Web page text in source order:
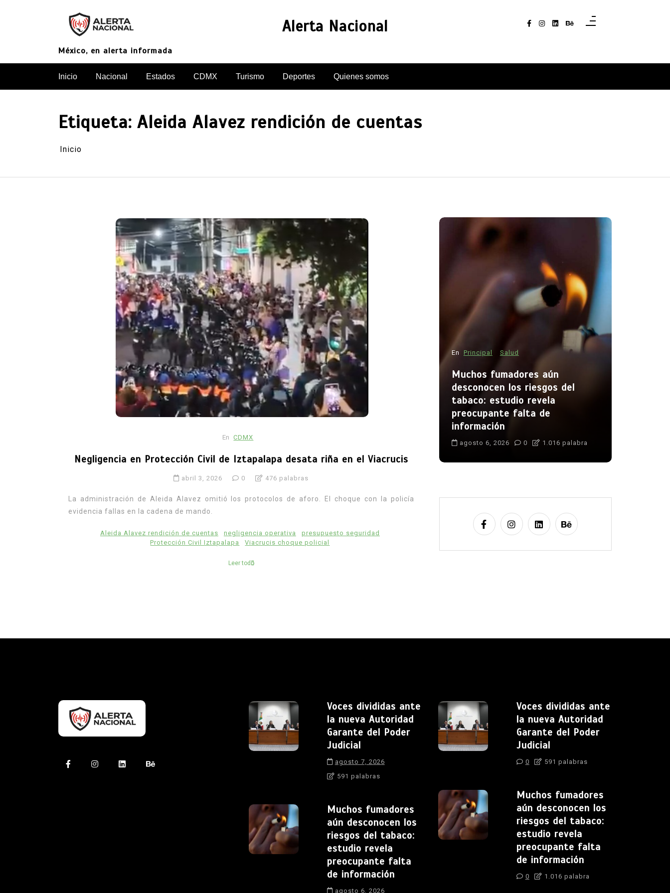
Alerta Nacional
México, en alerta informada
Inicio Nacional Estados CDMX Turismo Deportes Quienes somos
Etiqueta: Aleida Alavez rendición de cuentas
Inicio
En CDMX
Negligencia en Protección Civil de Iztapalapa desata riña en el Viacrucis
abril 3, 2026 0 476 palabras
La administración de Aleida Alavez omitió los protocolos de aforo. El choque con la policía
evidencia fallas en la cadena de mando.
Aleida Alavez rendición de cuentas negligencia operativa
presupuesto seguridad
Protección Civil Iztapalapa
Viacrucis choque policial
Leer todo
Principal Salud
Muchos fumadores aún
desconocen los riesgos del
tabaco: estudio revela
preocupante falta de
1.016 palabra
En Politica Principal
Voces divididas ante la nueva
Autoridad Garante del Poder
Judicial
agosto 7, 2026
Autoridades judiciales y observadores
En Principal Salud
Muchos fumadores aún
desconocen los riesgos del
tabaco: estudio revela
preocupante falta de
información
agosto 6, 2026 0 1.016 palabra
Voces divididas ante
la nueva Autoridad
Garante del Poder
Judicial
agosto 7, 2026
591 palabras
Muchos fumadores
aún desconocen los
riesgos del tabaco:
estudio revela
preocupante falta
de información
agosto 6, 2026
Voces divididas ante
la nueva Autoridad
Garante del Poder
Judicial
0 591 palabras
Muchos fumadores
aún desconocen los
riesgos del tabaco:
estudio revela
preocupante falta
de información
0 1.016 palabra